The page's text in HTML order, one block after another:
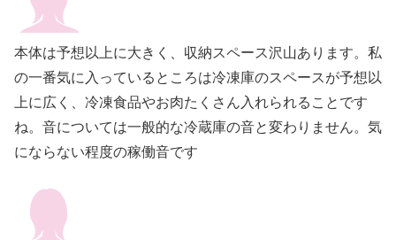
本体は予想以上に大きく、収納スペース沢山あります。私
の一番気に入っているところは冷凍庫のスペースが予想以
上に広く、冷凍食品やお肉たくさん入れられることです
ね。音については一般的な冷蔵庫の音と変わりません。気
にならない程度の稼働音です